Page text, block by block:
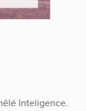
Inteligence.